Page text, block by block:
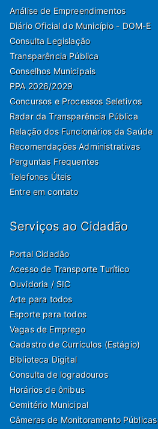
Análise de Empreendimentos
Diário Oficial do Município - DOM-E
Consulta Legislação
Transparência Pública
Conselhos Municipais
PPA 2026/2029
Concursos e Processos Seletivos
Radar da Transparência Pública
Relação dos Funcionários da Saúde
Recomendações Administrativas
Perguntas Frequentes
Telefones Úteis
Entre em contato
Serviços ao Cidadão
Portal Cidadão
Acesso de Transporte Turítico
Ouvidoria / SIC
Arte para todos
Esporte para todos
Vagas de Emprego
Cadastro de Currículos (Estágio)
Biblioteca Digital
Consulta de logradouros
Horários de ônibus
Cemitério Municipal
Câmeras de Monitoramento Públicas